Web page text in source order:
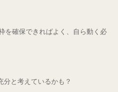
を確保できればよく、自ら動く必
と考えているかも？